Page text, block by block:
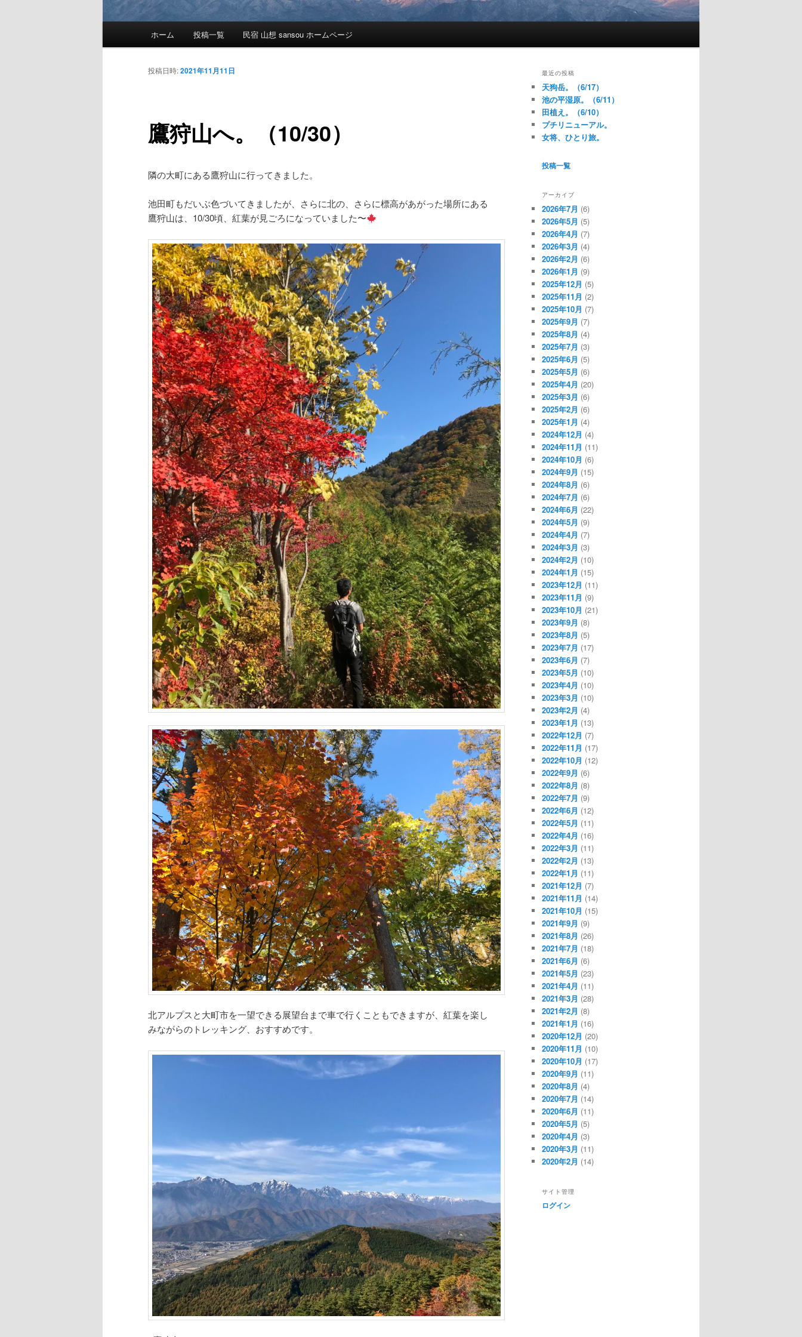
メ
イ
コ
テ
ン
ツ
へ
移
動
ホーム 投稿一覧 民宿 山想 sansou ホームページ
鷹狩山へ。（10/30）
投稿日時:2021年11月11日
隣の大町にある鷹狩山に行ってきました。
池田町もだいぶ色づいてきましたが、さらに北の、さらに標高があがった場所にある
鷹狩山は、10/30頃、紅葉が見ごろになっていました〜
北アルプスと大町市を一望できる展望台まで車で行くこともできますが、紅葉を楽し
みながらのトレッキング、おすすめです。
最近の投稿
天狗岳。（6/17）
池の平湿原。（6/11）
田植え。（6/10）
プチリニューアル。
女将、ひとり旅。
投稿一覧
アーカイブ
2026年7月 (6)
2026年5月 (5)
2026年4月 (7)
2026年3月 (4)
2026年2月 (6)
2026年1月 (9)
2025年12月 (5)
2025年11月 (2)
2025年10月 (7)
2025年9月 (7)
2025年8月 (4)
2025年7月 (3)
2025年6月 (5)
2025年5月 (6)
2025年4月 (20)
2025年3月 (6)
2025年2月 (6)
2025年1月 (4)
2024年12月 (4)
2024年11月 (11)
2024年10月 (6)
2024年9月 (15)
2024年8月 (6)
2024年7月 (6)
2024年6月 (22)
2024年5月 (9)
2024年4月 (7)
2024年3月 (3)
2024年2月 (10)
2024年1月 (15)
2023年12月 (11)
2023年11月 (9)
2023年10月 (21)
2023年9月 (8)
2023年8月 (5)
2023年7月 (17)
2023年6月 (7)
2023年5月 (10)
2023年4月 (10)
2023年3月 (10)
2023年2月 (4)
2023年1月 (13)
2022年12月 (7)
2022年11月 (17)
2022年10月 (12)
2022年9月 (6)
2022年8月 (8)
2022年7月 (9)
2022年6月 (12)
2022年5月 (11)
2022年4月 (16)
2022年3月 (11)
2022年2月 (13)
2022年1月 (11)
2021年12月 (7)
2021年11月 (14)
2021年10月 (15)
2021年9月 (9)
2021年8月 (26)
2021年7月 (18)
2021年6月 (6)
2021年5月 (23)
2021年4月 (11)
2021年3月 (28)
2021年2月 (8)
2021年1月 (16)
2020年12月 (20)
2020年11月 (10)
2020年10月 (17)
2020年9月 (11)
2020年8月 (4)
2020年7月 (14)
2020年6月 (11)
2020年5月 (5)
2020年4月 (3)
2020年3月 (11)
2020年2月 (14)
サイト管理
ログイン